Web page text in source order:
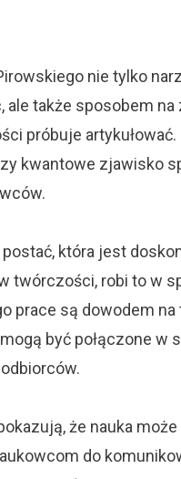
nie tylko
ale także sposobem
próbuje
kwantowe zjawisko
która jest
twórczości, robi to w
prace są dowodem
być połączone
że nauka
do